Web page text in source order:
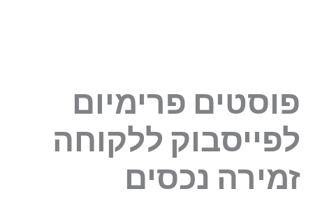
פוסטים פרימיום
לפייסבוק ללקוחה
זמירה נכסים